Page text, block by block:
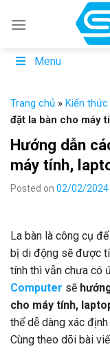
Menu
Trang chủ » Kiến
đặt la bàn cho máy
Hướng dẫn
máy tính,
Posted on 02/02/2024
La bàn là công cụ
bị di động sẽ được
tính thì vẫn chưa có
Computer sẽ
cho máy tính,
thể dễ dàng xác
Cùng theo dõi bài